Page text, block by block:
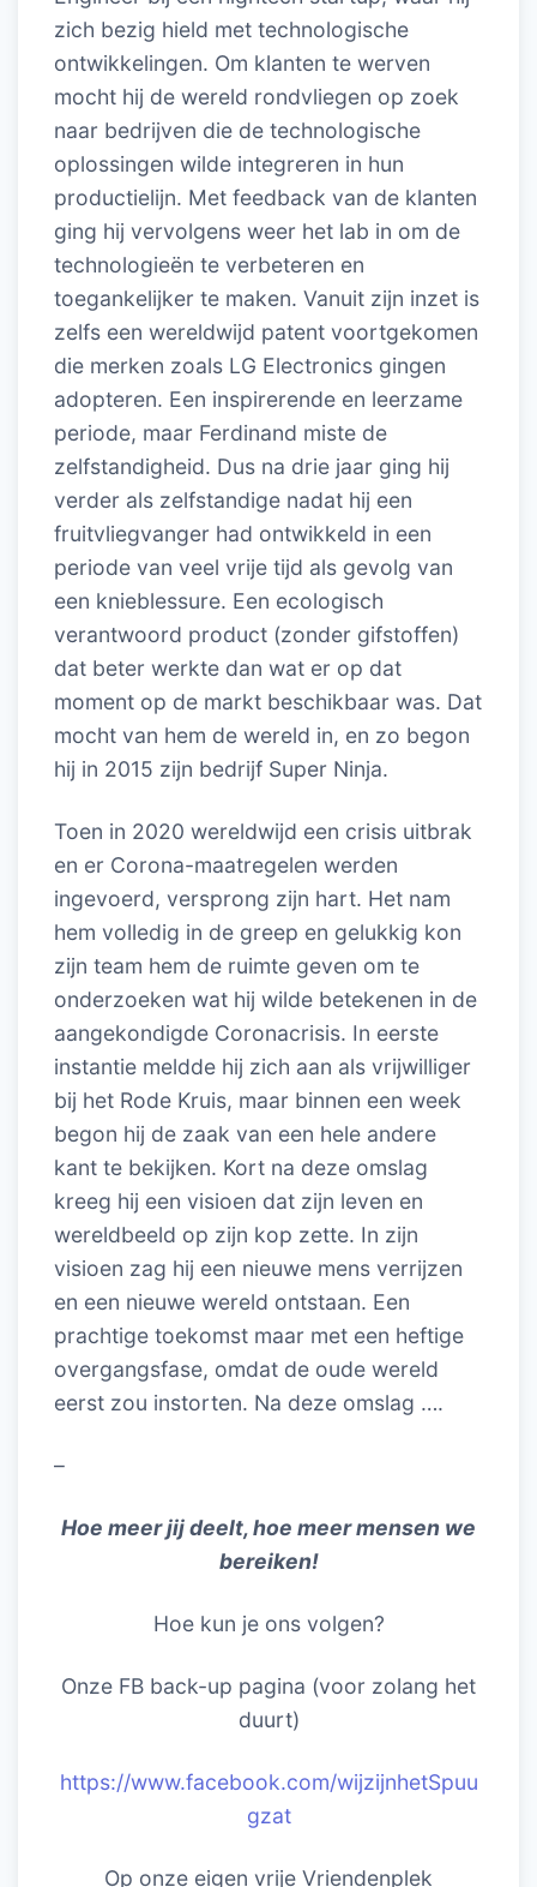
zich bezig hield met technologische
ontwikkelingen. Om klanten te werven
mocht hij de wereld rondvliegen op zoek
naar bedrijven die de technologische
oplossingen wilde integreren in hun
productielijn. Met feedback van de klanten
ging hij vervolgens weer het lab in om de
technologieën te verbeteren en
toegankelijker te maken. Vanuit zijn inzet is
zelfs een wereldwijd patent voortgekomen
die merken zoals LG Electronics gingen
adopteren. Een inspirerende en leerzame
periode, maar Ferdinand miste de
zelfstandigheid. Dus na drie jaar ging hij
verder als zelfstandige nadat hij een
fruitvliegvanger had ontwikkeld in een
periode van veel vrije tijd als gevolg van
een knieblessure. Een ecologisch
verantwoord product (zonder gifstoffen)
dat beter werkte dan wat er op dat
moment op de markt beschikbaar was. Dat
mocht van hem de wereld in, en zo begon
hij in 2015 zijn bedrijf Super Ninja.
Toen in 2020 wereldwijd een crisis uitbrak
en er Corona-maatregelen werden
ingevoerd, versprong zijn hart. Het nam
hem volledig in de greep en gelukkig kon
zijn team hem de ruimte geven om te
onderzoeken wat hij wilde betekenen in de
aangekondigde Coronacrisis. In eerste
instantie meldde hij zich aan als vrijwilliger
bij het Rode Kruis, maar binnen een week
begon hij de zaak van een hele andere
kant te bekijken. Kort na deze omslag
kreeg hij een visioen dat zijn leven en
wereldbeeld op zijn kop zette. In zijn
visioen zag hij een nieuwe mens verrijzen
en een nieuwe wereld ontstaan. Een
prachtige toekomst maar met een heftige
overgangsfase, omdat de oude wereld
eerst zou instorten. Na deze omslag ….
–
Hoe meer jij deelt, hoe meer mensen we
bereiken!
Hoe kun je ons volgen?
Onze FB back-up pagina (voor zolang het
duurt)
https://www.facebook.com/wijzijnhetSpuu
gzat
Op onze eigen vrije Vriendenplek